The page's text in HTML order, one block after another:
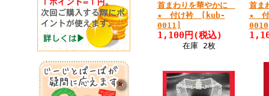
首まわりを華やかに
★ 付け衿 [kub-
0011]
1,100円 (税込)
在庫 2枚
首ま
★